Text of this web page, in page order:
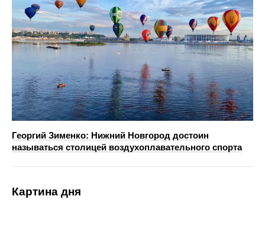
Георгий Зименко: Нижний Новгород достоин
называться столицей воздухоплавательного спорта
Картина дня